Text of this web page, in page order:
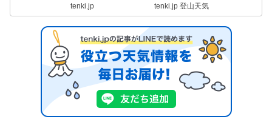
tenki.jp tenki.jp 登山天気